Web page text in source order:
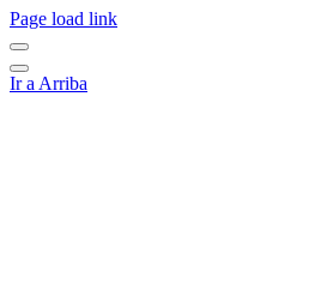
Page load link
Ir a Arriba